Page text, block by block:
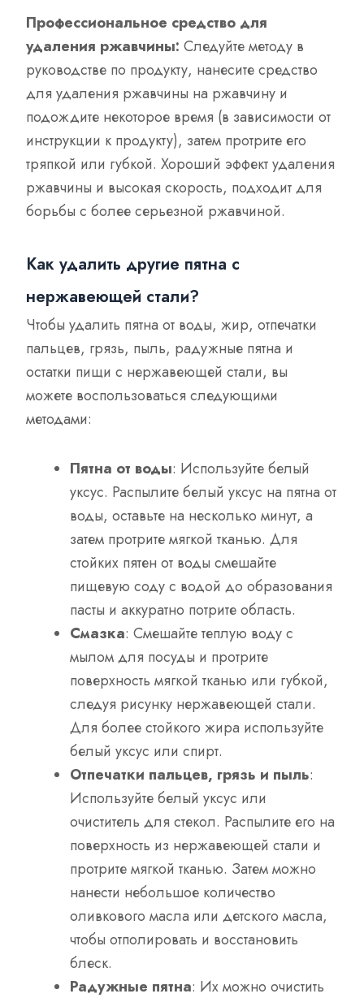
Профессиональное средство для
удаления ржавчины:Следуйте методу в
руководстве по продукту, нанесите средство
для удаления ржавчины на ржавчину и
подождите некоторое время (в зависимости от
инструкции к продукту), затем протрите его
тряпкой или губкой. Хороший эффект удаления
ржавчины и высокая скорость, подходит для
борьбы с более серьезной ржавчиной.
Как удалить другие пятна с
нержавеющей стали?
Чтобы удалить пятна от воды, жир, отпечатки
пальцев, грязь, пыль, радужные пятна и
остатки пищи с нержавеющей стали, вы
можете воспользоваться следующими
методами:
Пятна от воды: Используйте белый
уксус. Распылите белый уксус на пятна от
воды, оставьте на несколько минут, а
затем протрите мягкой тканью. Для
стойких пятен от воды смешайте
пищевую соду с водой до образования
пасты и аккуратно потрите область.
Смазка: Смешайте теплую воду с
мылом для посуды и протрите
поверхность мягкой тканью или губкой,
следуя рисунку нержавеющей стали.
Для более стойкого жира используйте
белый уксус или спирт.
Отпечатки пальцев, грязь и пыль:
Используйте белый уксус или
очиститель для стекол. Распылите его на
поверхность из нержавеющей стали и
протрите мягкой тканью. Затем можно
нанести небольшое количество
оливкового масла или детского масла,
чтобы отполировать и восстановить
блеск.
Радужные пятна: Их можно очистить